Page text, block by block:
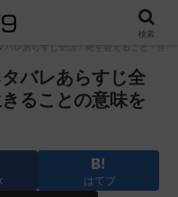
バレあらすじ全話！死を迎えること・生
バレあらすじ全
ることの意味を
はてブ
検索